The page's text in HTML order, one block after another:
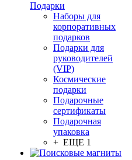
Подарки
Наборы для
корпоративных
подарков
Подарки для
руководителей
(VIP)
Космические
подарки
Подарочные
сертификаты
Подарочная
упаковка
+ ЕЩЕ 1